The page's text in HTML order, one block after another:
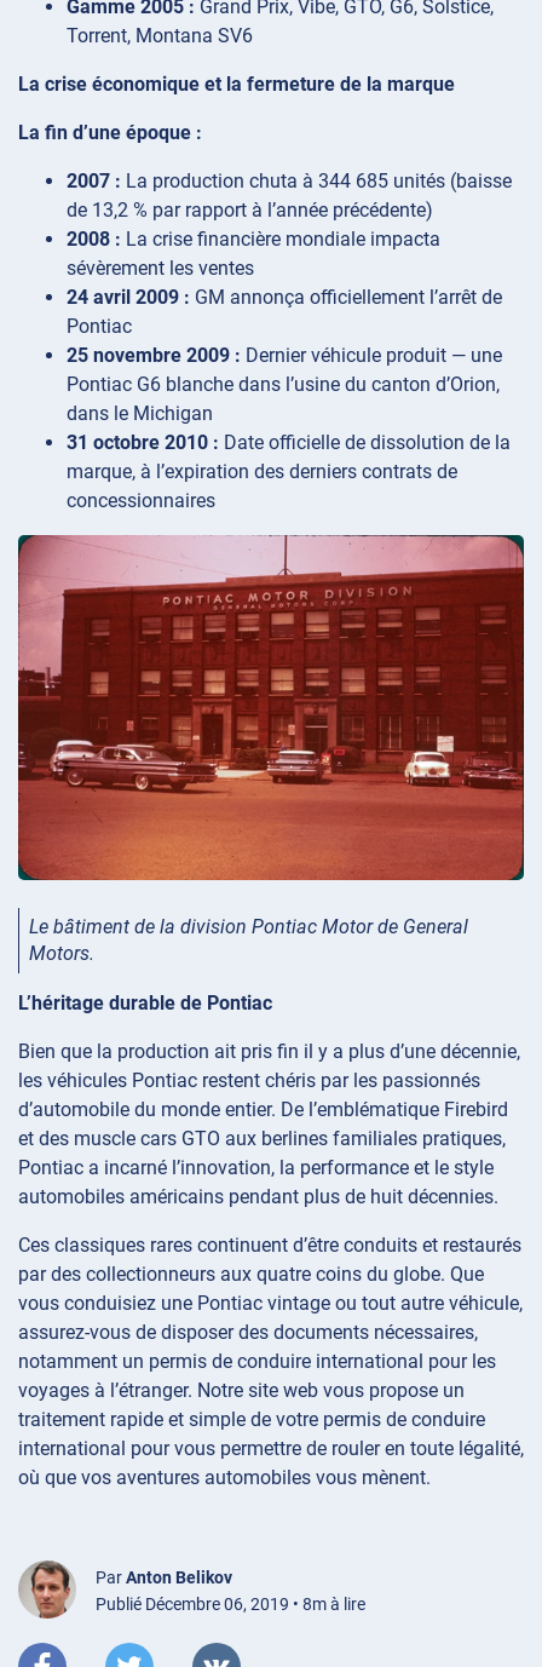
Gamme 2005 : Grand Prix, Vibe, GTO, G6, Solstice,
Torrent, Montana SV6
La crise économique et la fermeture de la marque
La fin d’une époque :
2007 : La production chuta à 344 685 unités (baisse
de 13,2 % par rapport à l’année précédente)
2008 : La crise financière mondiale impacta
sévèrement les ventes
24 avril 2009 : GM annonça officiellement l’arrêt de
Pontiac
25 novembre 2009 : Dernier véhicule produit — une
Pontiac G6 blanche dans l’usine du canton d’Orion,
dans le Michigan
31 octobre 2010 : Date officielle de dissolution de la
marque, à l’expiration des derniers contrats de
concessionnaires
Le bâtiment de la division Pontiac Motor de General
Motors.
L’héritage durable de Pontiac
Bien que la production ait pris fin il y a plus d’une décennie,
les véhicules Pontiac restent chéris par les passionnés
d’automobile du monde entier. De l’emblématique Firebird
et des muscle cars GTO aux berlines familiales pratiques,
Pontiac a incarné l’innovation, la performance et le style
automobiles américains pendant plus de huit décennies.
Ces classiques rares continuent d’être conduits et restaurés
par des collectionneurs aux quatre coins du globe. Que
vous conduisiez une Pontiac vintage ou tout autre véhicule,
assurez-vous de disposer des documents nécessaires,
notamment un permis de conduire international pour les
voyages à l’étranger. Notre site web vous propose un
traitement rapide et simple de votre permis de conduire
international pour vous permettre de rouler en toute légalité,
où que vos aventures automobiles vous mènent.
ParAnton Belikov
Publié Décembre 06, 2019 • 8m à lire